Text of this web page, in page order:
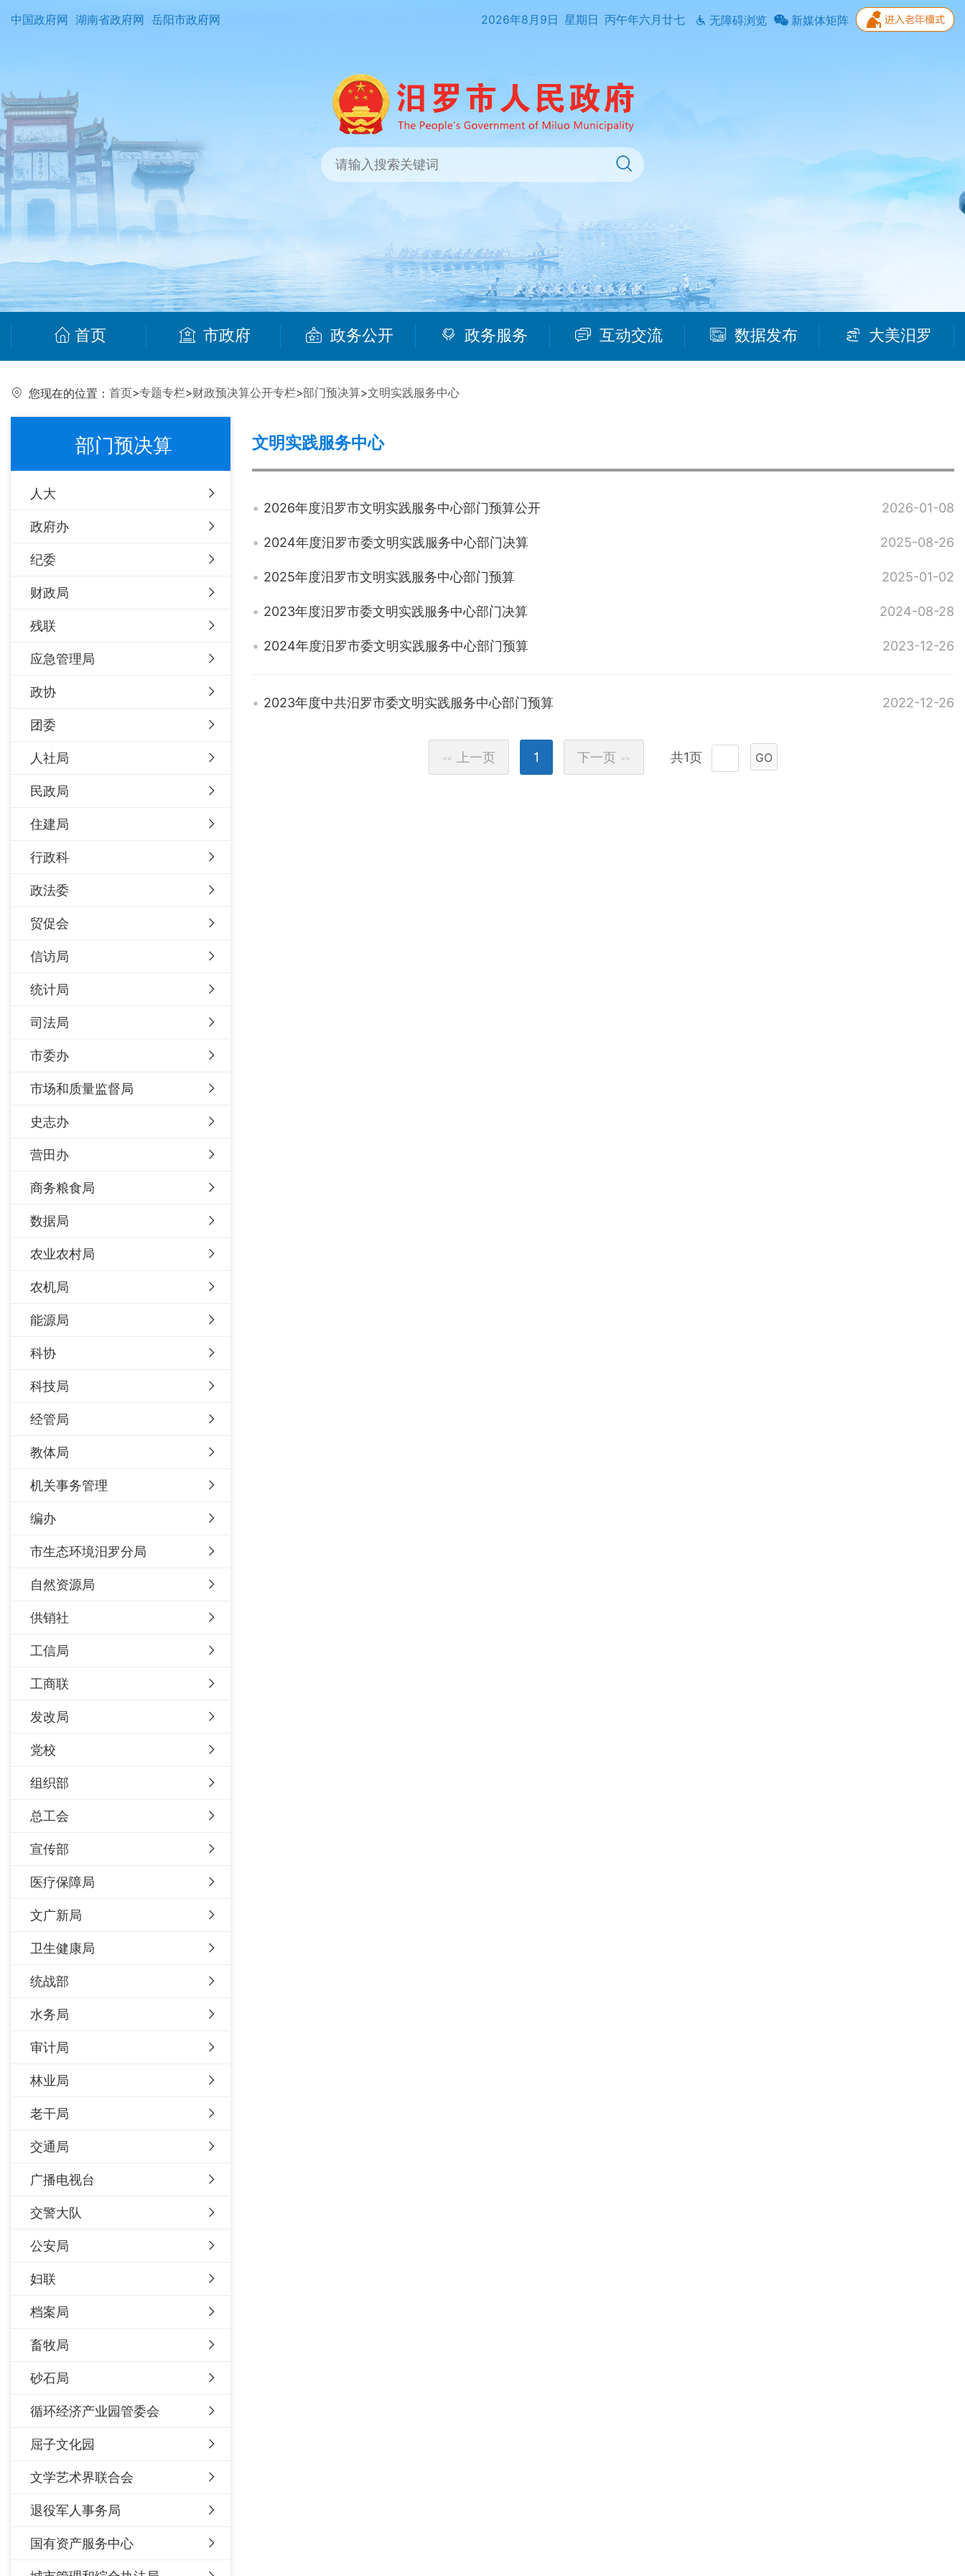
中国政府网 湖南省政府网 岳阳市政府网 2026年8月9日 星期日 丙午年六月廿七 无障碍浏览 新媒体矩阵
首页 市政府 政务公开 政务服务 互动交流 数据发布 大美汨罗
您现在的位置： 首页>专题专栏>财政预决算公开专栏>部门预决算>文明实践服务中心
部门预决算
人大
政府办
纪委
财政局
残联
应急管理局
政协
团委
人社局
民政局
住建局
行政科
政法委
贸促会
信访局
统计局
司法局
市委办
市场和质量监督局
史志办
营田办
商务粮食局
数据局
农业农村局
农机局
能源局
科协
科技局
经管局
教体局
机关事务管理
编办
市生态环境汨罗分局
自然资源局
供销社
工信局
工商联
发改局
党校
组织部
总工会
宣传部
医疗保障局
文广新局
卫生健康局
统战部
水务局
审计局
林业局
老干局
交通局
广播电视台
交警大队
公安局
妇联
档案局
畜牧局
砂石局
循环经济产业园管委会
屈子文化园
文学艺术界联合会
退役军人事务局
国有资产服务中心
文明实践服务中心
2026年度汨罗市文明实践服务中心部门预算公开 2026-01-08
2024年度汨罗市委文明实践服务中心部门决算 2025-08-26
2025年度汨罗市文明实践服务中心部门预算 2025-01-02
2023年度汨罗市委文明实践服务中心部门决算 2024-08-28
2024年度汨罗市委文明实践服务中心部门预算 2023-12-26
2023年度中共汨罗市委文明实践服务中心部门预算 2022-12-26
<< 上一页 1 下一页 >> 共1页 GO